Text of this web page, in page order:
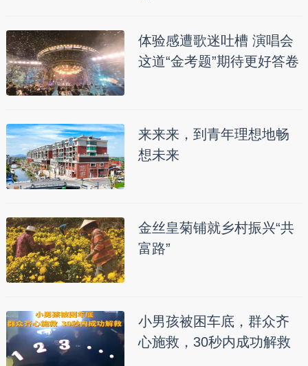
体验感遭歌迷吐槽 演唱会
这道“金考题”期待更好答卷
来来来，到青年理想地畅
想未来
金丝皇菊铺就乡村振兴“共
富路”
小男孩被困车底，群众齐
心施救，30秒内成功解救